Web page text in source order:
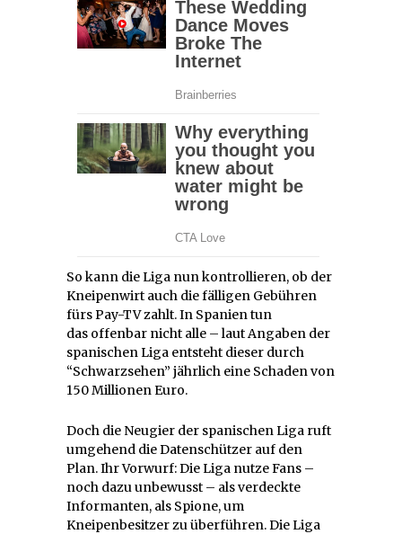
So kann die Liga nun kontrollieren, ob der
Kneipenwirt auch die fälligen Gebühren
fürs Pay-TV zahlt. In Spanien tun
das offenbar nicht alle – laut Angaben der
spanischen Liga entsteht dieser durch
“Schwarzsehen” jährlich eine Schaden von
150 Millionen Euro.
Doch die Neugier der spanischen Liga ruft
umgehend die Datenschützer auf den
Plan. Ihr Vorwurf: Die Liga nutze Fans –
noch dazu unbewusst – als verdeckte
Informanten, als Spione, um
Kneipenbesitzer zu überführen. Die Liga